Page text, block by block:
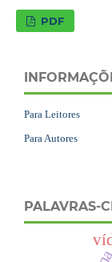
PDF
Para Leitores
Para Autores
PALAVRAS-